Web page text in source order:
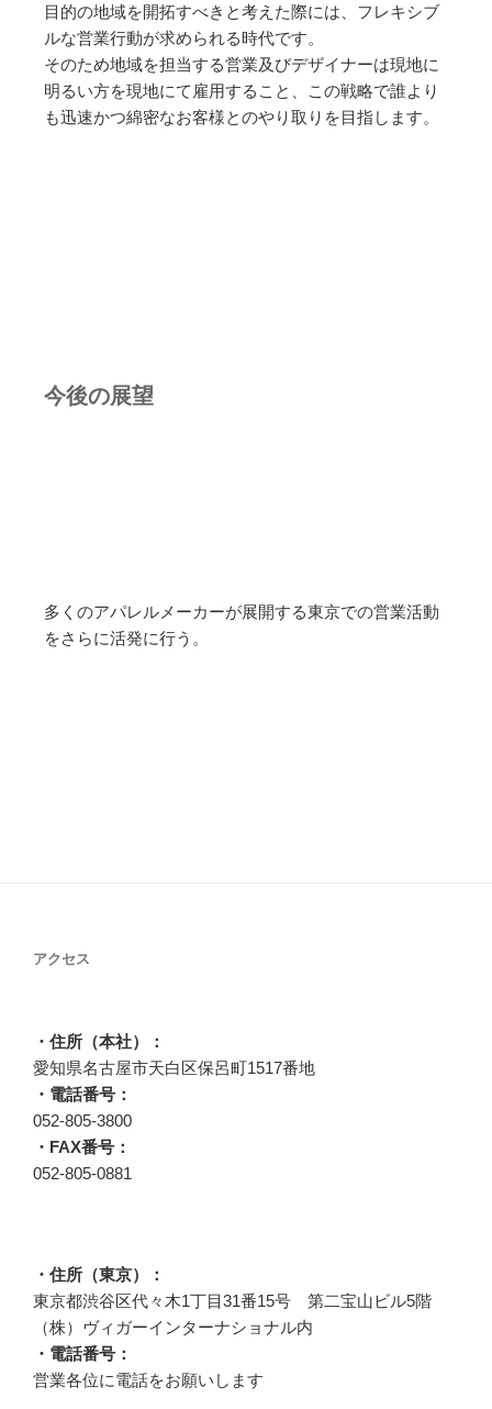
目的の地域を開拓すべきと考えた際には、フレキシブ
ルな営業行動が求められる時代です。
そのため地域を担当する営業及びデザイナーは現地に
明るい方を現地にて雇用すること、この戦略で誰より
も迅速かつ綿密なお客様とのやり取りを目指します。
今後の展望
多くのアパレルメーカーが展開する東京での営業活動
をさらに活発に行う。
アクセス
・住所（本社）：
愛知県名古屋市天白区保呂町1517番地
・電話番号：
052-805-3800
・FAX番号：
052-805-0881
・住所（東京）：
東京都渋谷区代々木1丁目31番15号 第二宝山ビル5階
（株）ヴィガーインターナショナル内
・電話番号：
営業各位に電話をお願いします